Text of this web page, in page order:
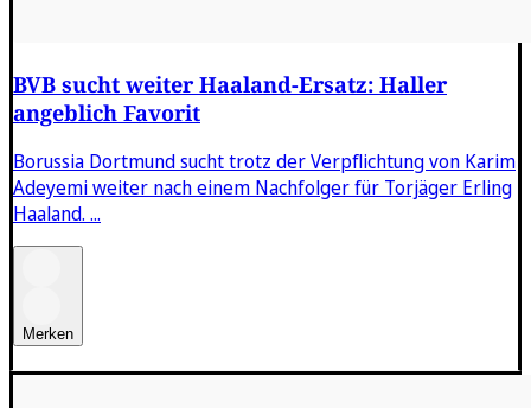
BVB sucht weiter Haaland-Ersatz: Haller
angeblich Favorit
Borussia Dortmund sucht trotz der Verpflichtung von Karim
Adeyemi weiter nach einem Nachfolger für Torjäger Erling
Haaland. ...
Merken